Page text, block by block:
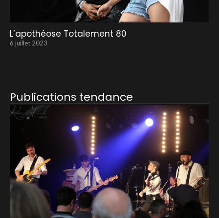
L’apothéose Totalement 80
6 juillet 2023
Publications tendance